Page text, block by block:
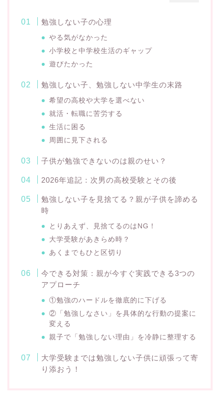
勉強しない子の心理
やる気がなかった
小学校と中学校生活のギャップ
遊びたかった
勉強しない子、勉強しない中学生の末路
希望の高校や大学を選べない
就活・転職に苦労する
生活に困る
周囲に見下される
子供が勉強できないのは親のせい？
2026年追記：次男の高校受験とその後
勉強しない子を見捨てる？親が子供を諦める
時
とりあえず、見捨てるのはNG！
大学受験があきらめ時？
あくまでもひと区切り
今できる対策：親が今すぐ実践できる3つの
アプローチ
①勉強のハードルを徹底的に下げる
②「勉強しなさい」を具体的な行動の提案に
変える
親子で「勉強しない理由」を冷静に整理する
大学受験までは勉強しない子供に頑張って寄
り添おう！